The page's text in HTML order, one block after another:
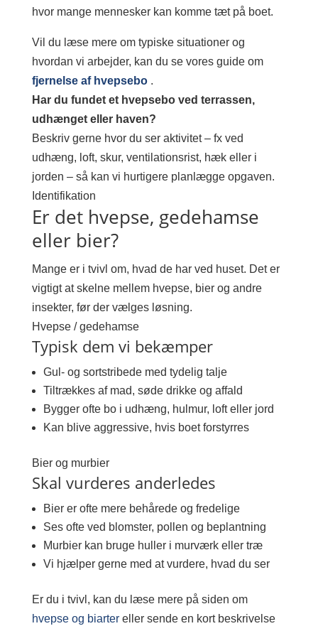
hvor mange mennesker kan komme tæt på boet.
Vil du læse mere om typiske situationer og
hvordan vi arbejder, kan du se vores guide om
fjernelse af hvepsebo .
Har du fundet et hvepsebo ved terrassen,
udhænget eller haven?
Beskriv gerne hvor du ser aktivitet – fx ved
udhæng, loft, skur, ventilationsrist, hæk eller i
jorden – så kan vi hurtigere planlægge opgaven.
Identifikation
Er det hvepse, gedehamse
eller bier?
Mange er i tvivl om, hvad de har ved huset. Det er
vigtigt at skelne mellem hvepse, bier og andre
insekter, før der vælges løsning.
Hvepse / gedehamse
Typisk dem vi bekæmper
Gul- og sortstribede med tydelig talje
Tiltrækkes af mad, søde drikke og affald
Bygger ofte bo i udhæng, hulmur, loft eller jord
Kan blive aggressive, hvis boet forstyrres
Bier og murbier
Skal vurderes anderledes
Bier er ofte mere behårede og fredelige
Ses ofte ved blomster, pollen og beplantning
Murbier kan bruge huller i murværk eller træ
Vi hjælper gerne med at vurdere, hvad du ser
Er du i tvivl, kan du læse mere på siden om
hvepse og biartereller sende en kort beskrivelse